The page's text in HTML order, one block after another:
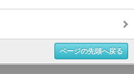
ページの先頭へ戻る